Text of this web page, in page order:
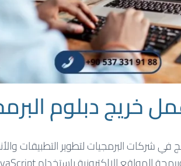
خريج دبلوم
في شركات البرمجيات لتطوير التطبيقات